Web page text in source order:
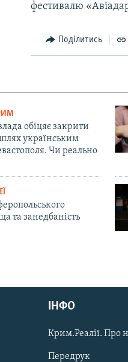
фестивалю
Поділитись
обіцяє закрити
українським
Чи реально
та занедбаність
ІНФО
Крим.Реалії. Про
Передрук